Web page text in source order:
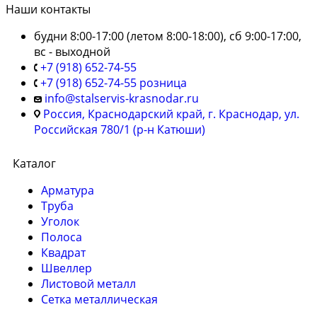
Наши контакты
будни 8:00-17:00 (летом 8:00-18:00), сб 9:00-17:00,
вс - выходной
+7 (918) 652-74-55
+7 (918) 652-74-55 розница
info@stalservis-krasnodar.ru
Россия, Краснодарский край, г. Краснодар, ул.
Российская 780/1 (р-н Катюши)
Каталог
Арматура
Труба
Уголок
Полоса
Квадрат
Швеллер
Листовой металл
Сетка металлическая